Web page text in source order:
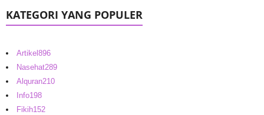
KATEGORI YANG POPULER
Artikel896
Nasehat289
Alquran210
Info198
Fikih152